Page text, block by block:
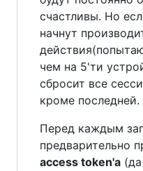
счастливы. Но
начнут
чем на 5'ти
сбросит все
кроме последней.
Перед каждым
предварительно
access token'а